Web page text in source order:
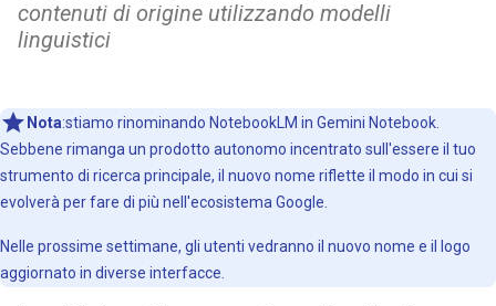
contenuti di origine utilizzando modelli
linguistici
Nota:stiamo rinominando NotebookLM in Gemini Notebook.
Sebbene rimanga un prodotto autonomo incentrato sull'essere il tuo
strumento di ricerca principale, il nuovo nome riflette il modo in cui si
evolverà per fare di più nell'ecosistema Google.
Nelle prossime settimane, gli utenti vedranno il nuovo nome e il logo
aggiornato in diverse interfacce.